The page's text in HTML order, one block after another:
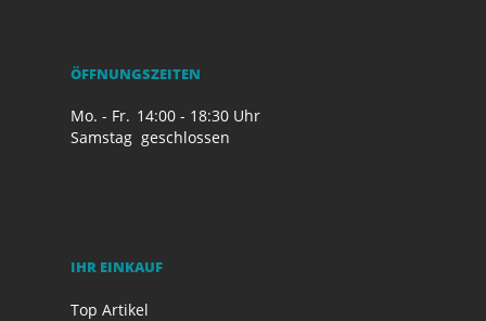
ÖFFNUNGSZEITEN
Mo. - Fr. 14:00 - 18:30 Uhr
Samstag geschlossen
IHR EINKAUF
Top Artikel